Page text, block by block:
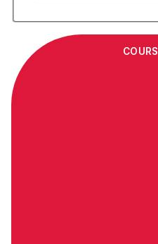
COURS